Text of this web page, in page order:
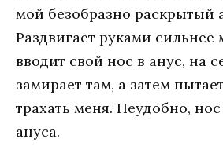
мой безобразно раскрытый
Раздвигает руками
вводит свой нос в анус, на
замирает там, а затем
трахать меня. Неудобно,
ануса.